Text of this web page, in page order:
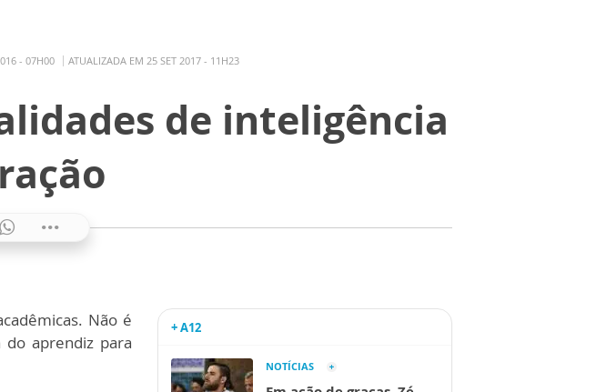
- 07H00 ATUALIZADA EM 25 SET 2017 - 11H23
de inteligência
Não é
aprendiz para
+ A12
NOTÍCIAS